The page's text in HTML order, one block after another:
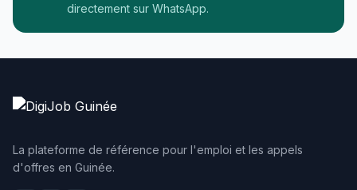
directement sur WhatsApp.
La plateforme de référence pour l'emploi et les appels
d'offres en Guinée.